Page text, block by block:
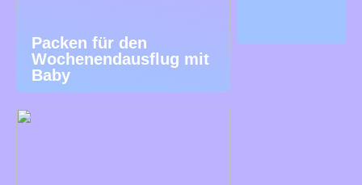
Packen für den
Wochenendausflug mit
Baby